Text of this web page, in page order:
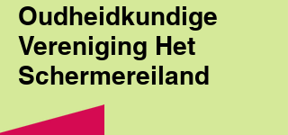
Oudheidkundige
Vereniging Het
Schermereiland